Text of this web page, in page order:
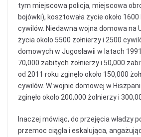
tym miejscowa policja, miejscowa
bojówki), kosztowała życie około
cywilów. Niedawna wojna domowa na
życia około 5500 żołnierzy i 2500
domowych w Jugosławii w latach
70,000 zabitych żołnierzy i 50,000
od 2011 roku zginęło około 150,000
cywilów. W wojnie domowej w
zginęło około 200,000 żołnierzy i
Inaczej mówiąc, do przejęcia władzy
przemoc ciągła i eskalująca,